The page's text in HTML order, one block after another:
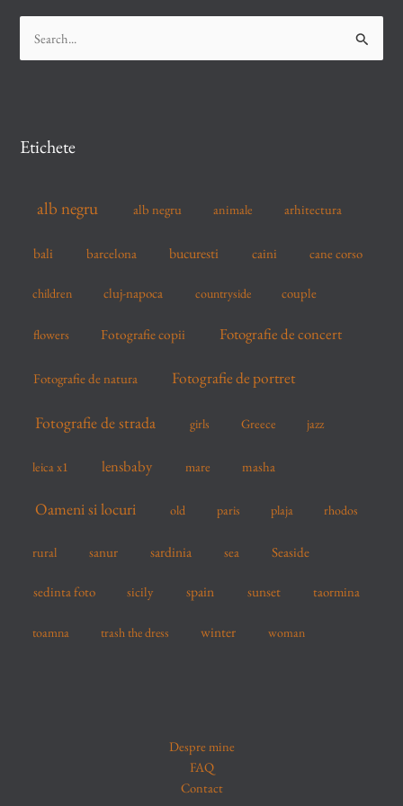
e
h
Etichete
alb negru alb negru animale arhitectura
bali barcelona bucuresti caini cane corso
children cluj-napoca countryside couple
flowers Fotografie copii Fotografie de concert
Fotografie de natura Fotografie de portret
Fotografie de strada girls Greece jazz
leica x1 lensbaby mare masha
Oameni si locuri old paris plaja rhodos
rural sanur sardinia sea Seaside
sedinta foto sicily spain sunset taormina
toamna trash the dress winter woman
Despre mine
FAQ
Contact